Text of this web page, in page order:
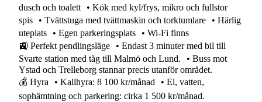
dusch och toalett • Kök med kyl/frys, mikro och fullstor
spis • Tvättstuga med tvättmaskin och torktumlare • Härlig
uteplats • Egen parkeringsplats • Wi-Fi finns
🚉 Perfekt pendlingsläge • Endast 3 minuter med bil till
Svarte station med tåg till Malmö och Lund. • Buss mot
Ystad och Trelleborg stannar precis utanför området.
💰 Hyra • Kallhyra: 8 100 kr/månad • El, vatten,
sophämtning och parkering: cirka 1 500 kr/månad.